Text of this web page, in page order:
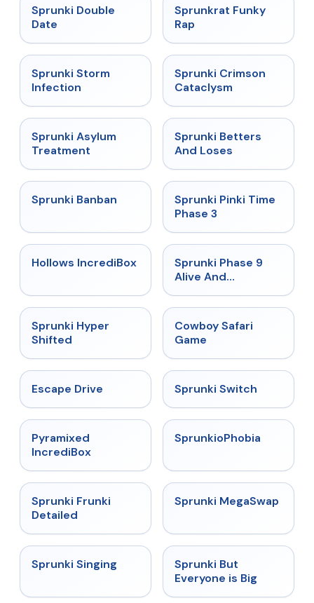
★
Sprunki Double
Date
★ 4.7
Sprunkrat Funky
Rap
★
Sprunki Storm
Infection
★ 4.7
Sprunki Crimson
Cataclysm
★
Sprunki Asylum
Treatment
★
Sprunki Betters
And Loses
★
Sprunki Banban ★ 4.9
Sprunki Pinki Time
Phase 3
★ 4.3
Hollows IncrediBox ★
Sprunki Phase 9
Alive And
★
Sprunki Hyper
Shifted
Cowboy Safari
Game
Escape Drive ★
Sprunki Switch
Pyramixed
IncrediBox
★
SprunkioPhobia
★
Sprunki Frunki
Detailed
★ 4.5
Sprunki MegaSwap
★
Sprunki Singing
Sprunki But
Everyone is Big